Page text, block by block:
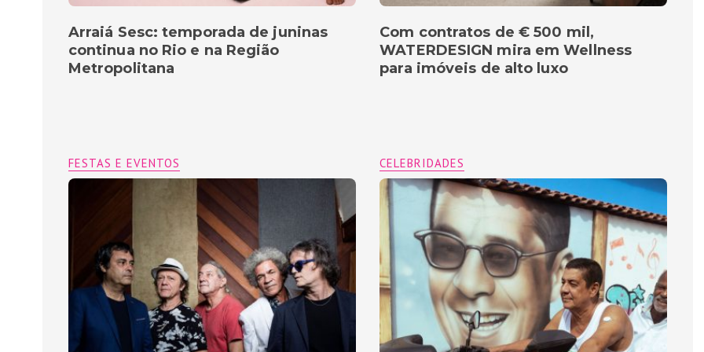
Com contratos de € 500 mil,
WATERDESIGN mira em Wellness
para imóveis de alto luxo
Arraiá Sesc: temporada de juninas
continua no Rio e na Região
Metropolitana
CELEBRIDADES
FESTAS E EVENTOS